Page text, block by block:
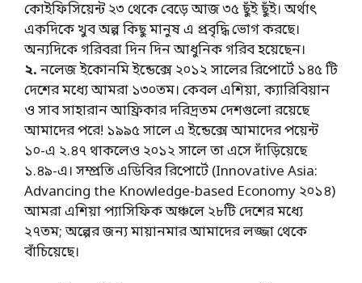
কোইফিসিয়েন্ট ২৩ থেকে বেড়ে আজ ৩৫ ছুঁই ছুঁই। অর্থাৎ
একদিকে খুব অল্প কিছু মানুষ এ প্রবৃদ্ধি ভোগ করছে।
অন্যদিকে গরিবরা দিন দিন আধুনিক গরিব হয়েছেন।
২. নলেজ ইকোনমি ইন্ডেক্সে ২০১২ সালের রিপোর্টে ১৪৫ টি
দেশের মধ্যে আমরা ১৩০তম। কেবল এশিয়া, ক্যারিবিয়ান
ও সাব সাহারান আফ্রিকার দরিদ্রতম দেশগুলো রয়েছে
আমাদের পরে! ১৯৯৫ সালে এ ইন্ডেক্সে আমাদের পয়েন্ট
১০-এ ২.৪৭ থাকলেও ২০১২ সালে তা এসে দাঁড়িয়েছে
১.৪৯-এ। সম্প্রতি এডিবির রিপোর্টে (Innovative Asia:
Advancing the Knowledge-based Economy ২০১৪)
আমরা এশিয়া প্যাসিফিক অঞ্চলে ২৮টি দেশের মধ্যে
২৭তম; অল্পের জন্য মায়ানমার আমাদের লজ্জা থেকে
বাঁচিয়েছে।